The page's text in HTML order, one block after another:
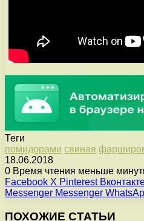
Теги
помидорами свиная
18.06.2018
0 Время чтения меньше
Facebook X Pinterest
Messenger Messenger
ПОХОЖИЕ СТАТЬИ